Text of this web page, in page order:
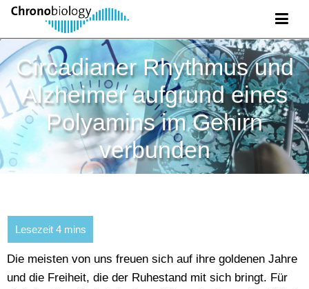
Circadianer Rhythmus und
Alzheimer aufgrund eines
Polyamins im Gehirn
verbunden
Die meisten von uns freuen sich auf ihre goldenen Jahre
und die Freiheit, die der Ruhestand mit sich bringt. Für